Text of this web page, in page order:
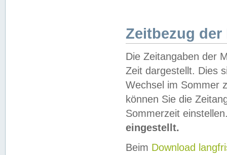
Zeitbezug der
Die Zeitangaben der
Zeit dargestellt. Dies
Wechsel im Sommer
können Sie die
Sommerzeit
eingestellt.
Beim Download